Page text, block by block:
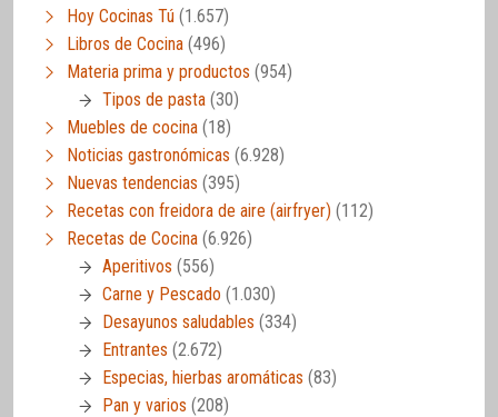
Hoy Cocinas Tú (1.657)
Libros de Cocina (496)
Materia prima y productos (954)
Tipos de pasta (30)
Muebles de cocina (18)
Noticias gastronómicas (6.928)
Nuevas tendencias (395)
Recetas con freidora de aire (airfryer) (112)
Recetas de Cocina (6.926)
Aperitivos (556)
Carne y Pescado (1.030)
Desayunos saludables (334)
Entrantes (2.672)
Especias, hierbas aromáticas (83)
Pan y varios (208)